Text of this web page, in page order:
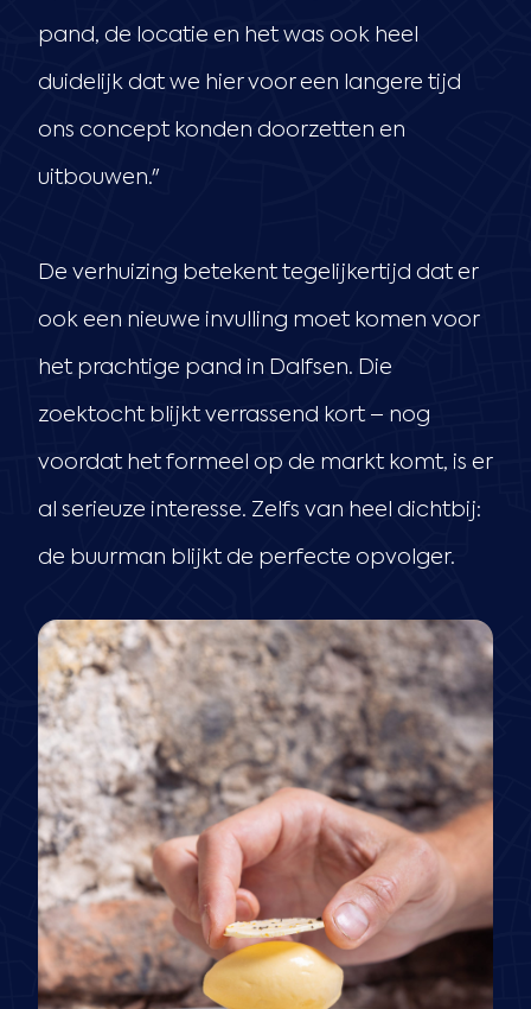
pand, de locatie en het was ook heel
duidelijk dat we hier voor een langere tijd
ons concept konden doorzetten en
uitbouwen."
De verhuizing betekent tegelijkertijd dat er
ook een nieuwe invulling moet komen voor
het prachtige pand in Dalfsen. Die
zoektocht blijkt verrassend kort – nog
voordat het formeel op de markt komt, is er
al serieuze interesse. Zelfs van heel dichtbij:
de buurman blijkt de perfecte opvolger.